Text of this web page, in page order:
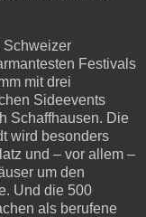
Schweizer
Festivals
mit drei
Sideevents
Schaffhausen. Die
wird besonders
und – vor allem –
um den
Und die 500
als berufene